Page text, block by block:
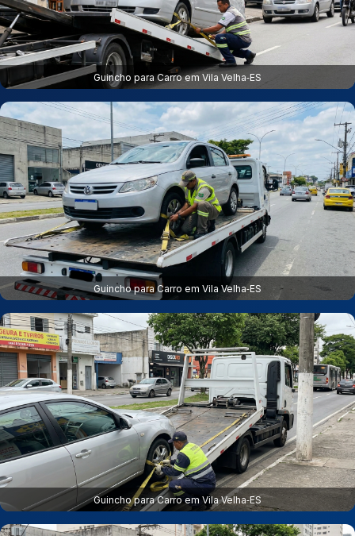
Guincho para Carro em Vila Velha‑ES
Guincho para Carro em Vila Velha‑ES
Guincho para Carro em Vila Velha‑ES